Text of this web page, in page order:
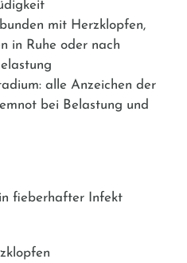
mit Herzklopfen,
in Ruhe oder nach
alle Anzeichen der
bei Belastung und
fieberhafter Infekt